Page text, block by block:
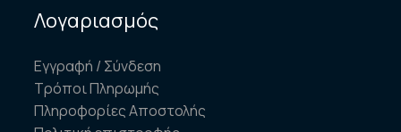
Λογαριασμός
Εγγραφή / Σύνδεση
Τρόποι Πληρωμής
Πληροφορίες Αποστολής